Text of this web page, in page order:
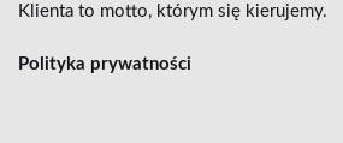
Klienta to motto, którym się kierujemy.
Polityka prywatności